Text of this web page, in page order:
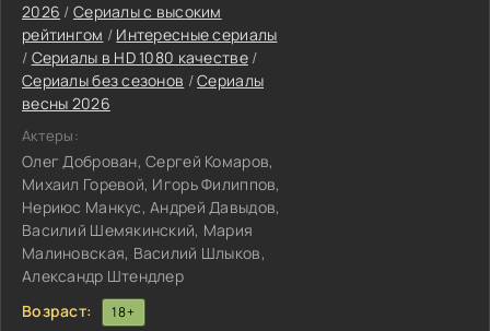
2026 / Сериалы с высоким
рейтингом / Интересные сериалы
/ Сериалы в HD 1080 качестве/
Сериалы без сезонов /Сериалы
весны 2026
Актеры:
Олег Доброван, Сергей Комаров,
Михаил Горевой, Игорь Филиппов,
Нериюс Манкус, Андрей Давыдов,
Василий Шемякинский, Мария
Малиновская, Василий Шлыков,
Александр Штендлер
Возраст:
18+